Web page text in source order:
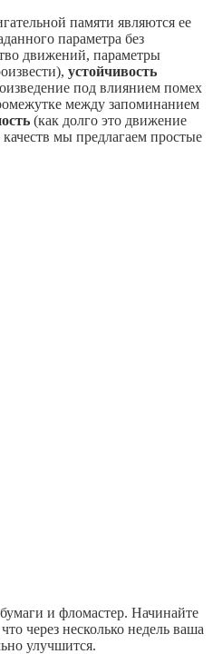
памяти являются ее
параметра без
движений, параметры
устойчивость
под влиянием помех
между запоминанием
(как долго это движение
мы предлагаем простые
и фломастер. Начинайте
через несколько недель ваша
улучшится.